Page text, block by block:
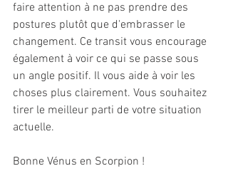
faire attention à ne pas prendre des
postures plutôt que d'embrasser le
changement. Ce transit vous encourage
également à voir ce qui se passe sous
un angle positif. Il vous aide à voir les
choses plus clairement. Vous souhaitez
tirer le meilleur parti de votre situation
actuelle.
Bonne Vénus en Scorpion !